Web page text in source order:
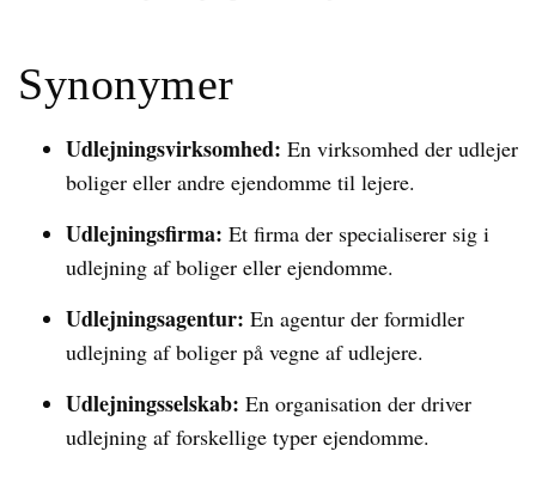
Synonymer
Udlejningsvirksomhed: En virksomhed der udlejer
boliger eller andre ejendomme til lejere.
Udlejningsfirma: Et firma der specialiserer sig i
udlejning af boliger eller ejendomme.
Udlejningsagentur: En agentur der formidler
udlejning af boliger på vegne af udlejere.
Udlejningsselskab: En organisation der driver
udlejning af forskellige typer ejendomme.